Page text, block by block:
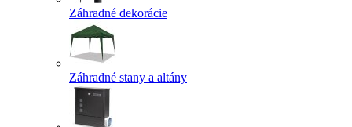
Záhradné dekorácie
Záhradné stany a altány